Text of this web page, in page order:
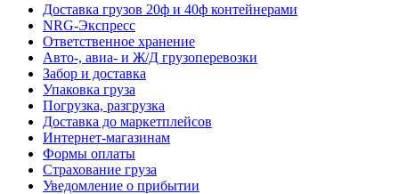
Доставка грузов 20ф и 40ф контейнерами
NRG-Экспресс
Ответственное хранение
Авто-, авиа- и Ж/Д грузоперевозки
Забор и доставка
Упаковка груза
Погрузка, разгрузка
Доставка до маркетплейсов
Интернет-магазинам
Формы оплаты
Страхование груза
Уведомление о прибытии